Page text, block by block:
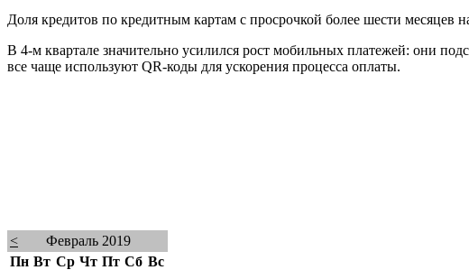
Доля кредитов по кредитным картам с просрочкой более шести месяцев
В 4-м квартале значительно усилился рост мобильных платежей: они
все чаще используют QR-коды для ускорения процесса оплаты.
<
Февраль 2019
Пн Вт Ср Чт Пт Сб Вс